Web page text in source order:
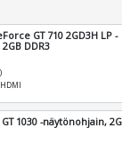
GT 710 2GD3H LP -
DDR3
1030 -näytönohjain,